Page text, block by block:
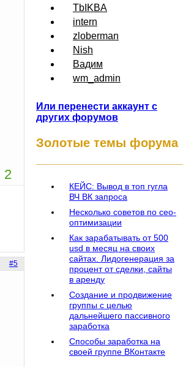
2
#5
TbIKBA
intern
zloberman
Nish
Вадим
wm_admin
Или перенести аккаунт с
других форумов
Золотые темы форума
КЕЙС: Вывод в топ гугла
ВЧ ВК запроса
Несколько советов по сео-
оптимизации
Как зарабатывать от 500
usd в месяц на своих
сайтах. Лидогенерация за
процент от сделки, сайты
в аренду
Создание и продвижение
группы с целью
дальнейшего пассивного
заработка
Способы заработка на
своей группе ВКонтакте